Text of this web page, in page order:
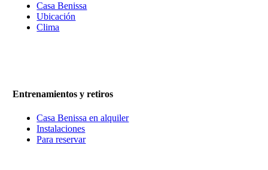
Casa Benissa
Ubicación
Clima
Entrenamientos y retiros
Casa Benissa en alquiler
Instalaciones
Para reservar